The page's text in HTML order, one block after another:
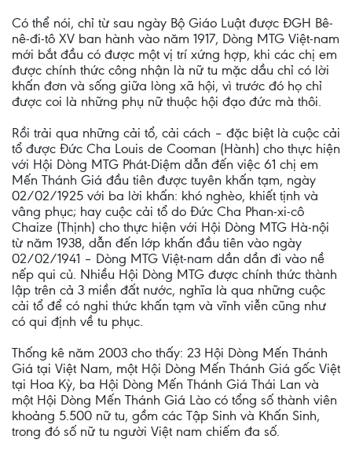
Có thể nói, chỉ từ sau ngày Bộ Giáo Luật được ĐGH Bê-
nê-đi-tô XV ban hành vào năm 1917, Dòng MTG Việt-nam
mới bắt đầu có được một vị trí xứng hợp, khi các chị em
được chính thức công nhận là nữ tu mặc dầu chỉ có lời
khấn đơn và sống giữa lòng xã hội, vì trước đó họ chỉ
được coi là những phụ nữ thuộc hội đạo đức mà thôi.
Rồi trải qua những cải tổ, cải cách – đặc biệt là cuộc cải
tổ được Đức Cha Louis de Cooman (Hành) cho thực hiện
với Hội Dòng MTG Phát-Diệm dẫn đến việc 61 chị em
Mến Thánh Giá đầu tiên được tuyên khấn tạm, ngày
02/02/1925 với ba lời khấn: khó nghèo, khiết tịnh và
vâng phục; hay cuộc cải tổ do Đức Cha Phan-xi-cô
Chaize (Thịnh) cho thực hiện với Hội Dòng MTG Hà-nội
từ năm 1938, dẫn đến lớp khấn đầu tiên vào ngày
02/02/1941 – Dòng MTG Việt-nam dần dần đi vào nề
nếp qui củ. Nhiều Hội Dòng MTG được chính thức thành
lập trên cả 3 miền đất nước, nghĩa là qua những cuộc
cải tổ để có nghi thức khấn tạm và vĩnh viễn cũng như
có qui định về tu phục.
Thống kê năm 2003 cho thấy: 23 Hội Dòng Mến Thánh
Giá tại Việt Nam, một Hội Dòng Mến Thánh Giá gốc Việt
tại Hoa Kỳ, ba Hội Dòng Mến Thánh Giá Thái Lan và
một Hội Dòng Mến Thánh Giá Lào có tổng số thành viên
khoảng 5.500 nữ tu, gồm các Tập Sinh và Khấn Sinh,
trong đó số nữ tu người Việt nam chiếm đa số.